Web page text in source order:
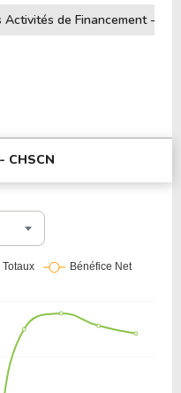
de Financement - $
CHSCN